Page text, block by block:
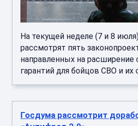
На текущей неделе (7 и 8
рассмотрят пять
направленных на расширение
гарантий для бойцов СВО и их
Госдума рассмотрит